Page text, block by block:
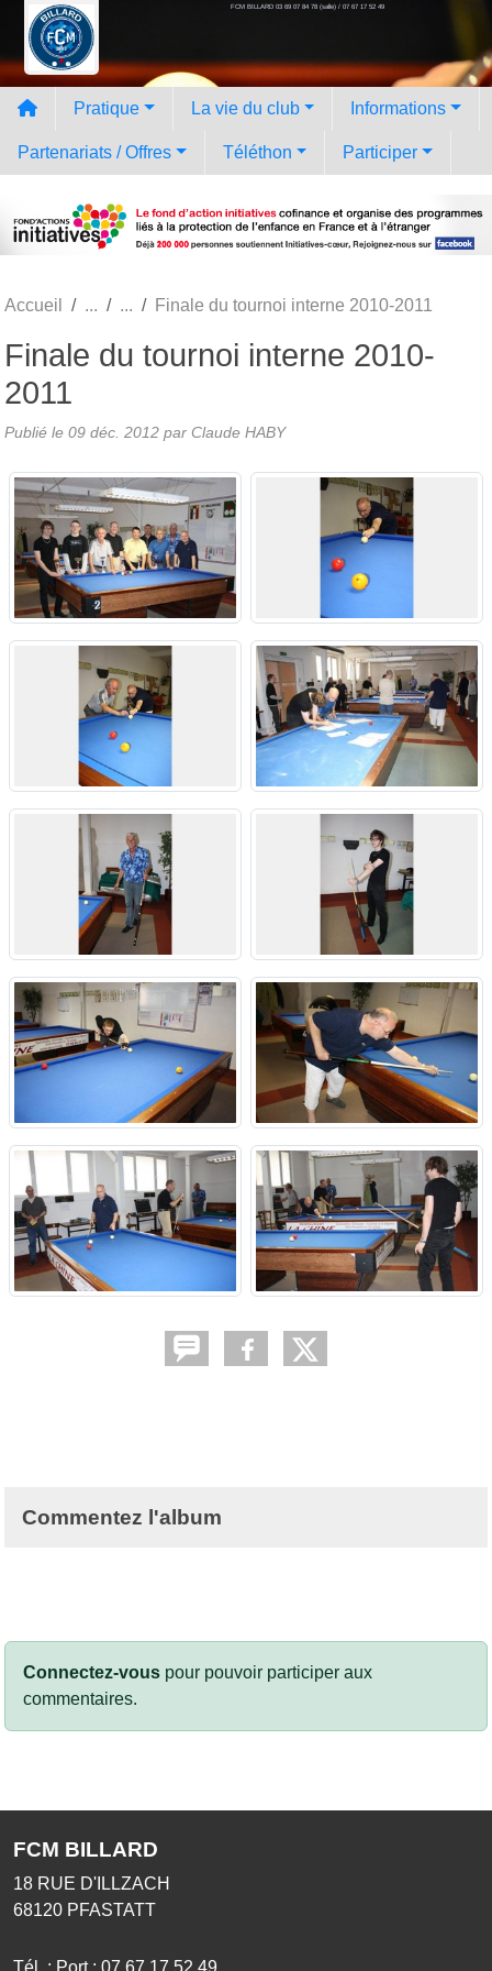
FCM BILLARD 03 69 07 84 78 (salle) / 07 67 17 52 49
Pratique La vie du club Informations
Partenariats / Offres Téléthon Participer
Accueil Finale du tournoi interne 2010-2011
Finale du tournoi interne 2010-
2011
Publié le 09 déc. 2012 par Claude HABY
Commentez l'album
Connectez-vous pour pouvoir participer aux
commentaires.
FCM BILLARD
18 RUE D'ILLZACH
68120 PFASTATT
Tél. : Port : 07 67 17 52 49
Panneau de gestion des cookies